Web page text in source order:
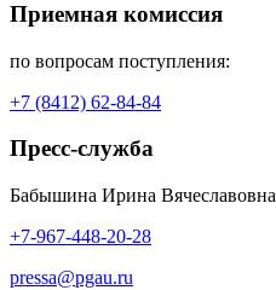
Приемная комиссия
по вопросам поступления:
+7 (8412) 62-84-84
Пресс-служба
Бабышина Ирина Вячеславовна
+7-967-448-20-28
pressa@pgau.ru